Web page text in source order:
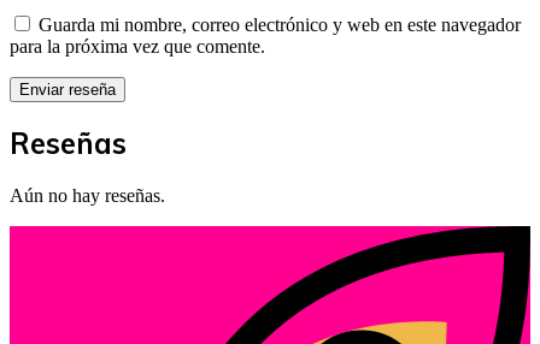
Guarda mi nombre, correo electrónico y web en este navegador
para la próxima vez que comente.
Reseñas
Aún no hay reseñas.